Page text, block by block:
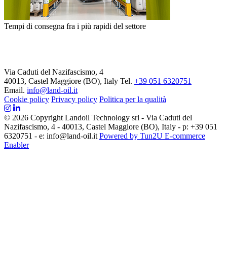
Tempi di consegna fra i più rapidi del settore
Via Caduti del Nazifascismo, 4
40013, Castel Maggiore (BO), Italy Tel. +39 051 6320751
Email. info@land-oil.it
Cookie policy Privacy policy Politica per la qualità
© 2026 Copyright Landoil Technology srl - Via Caduti del
Nazifascismo, 4 - 40013, Castel Maggiore (BO), Italy - p: +39 051
6320751 - e: info@land-oil.it Powered by Tun2U E-commerce
Enabler